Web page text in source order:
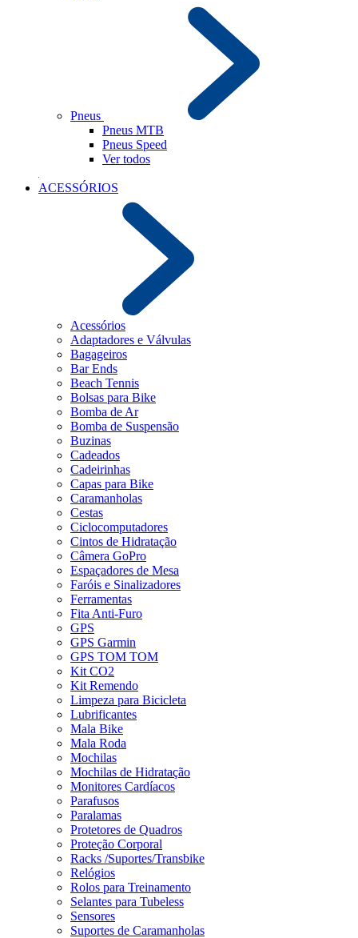
Pneus
Pneus MTB
Pneus Speed
Ver todos
ACESSÓRIOS
Acessórios
Adaptadores e Válvulas
Bagageiros
Bar Ends
Beach Tennis
Bolsas para Bike
Bomba de Ar
Bomba de Suspensão
Buzinas
Cadeados
Cadeirinhas
Capas para Bike
Caramanholas
Cestas
Ciclocomputadores
Cintos de Hidratação
Câmera GoPro
Espaçadores de Mesa
Faróis e Sinalizadores
Ferramentas
Fita Anti-Furo
GPS
GPS Garmin
GPS TOM TOM
Kit CO2
Kit Remendo
Limpeza para Bicicleta
Lubrificantes
Mala Bike
Mala Roda
Mochilas
Mochilas de Hidratação
Monitores Cardíacos
Parafusos
Paralamas
Protetores de Quadros
Proteção Corporal
Racks /Suportes/Transbike
Relógios
Rolos para Treinamento
Selantes para Tubeless
Sensores
Suportes de Caramanholas